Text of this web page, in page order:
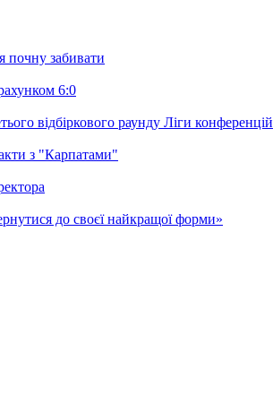
почну забивати
6:0
відбіркового раунду Ліги конференцій
з "Карпатами"
до своєї найкращої форми»